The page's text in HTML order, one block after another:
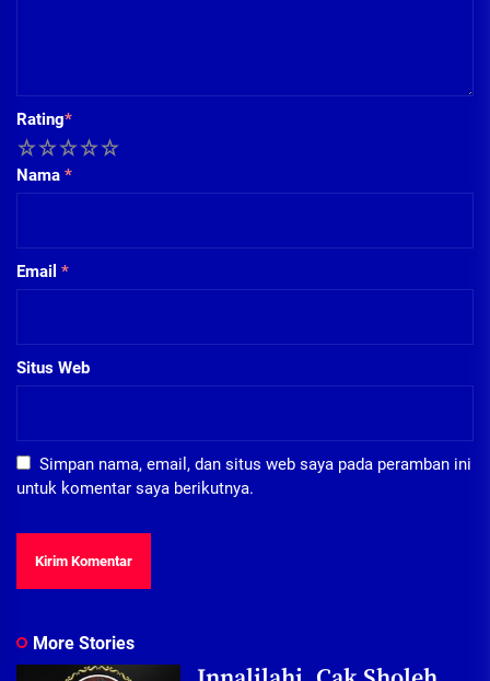
Rating*
5
4
3
2
Nama *
Email *
Situs Web
Simpan nama, email, dan situs web saya pada peramban ini
untuk komentar saya berikutnya.
More Stories